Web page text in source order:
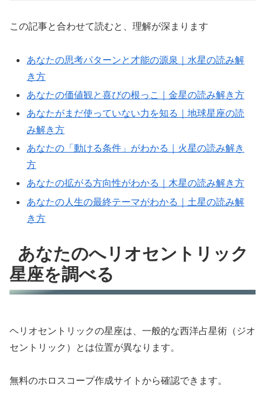
この記事と合わせて読むと、理解が深まります
あなたの思考パターンと才能の源泉｜水星の読み解
き方
あなたの価値観と喜びの根っこ｜金星の読み解き方
あなたがまだ使っていない力を知る｜地球星座の読
み解き方
あなたの「動ける条件」がわかる｜火星の読み解き
方
あなたの拡がる方向性がわかる｜木星の読み解き方
あなたの人生の最終テーマがわかる｜土星の読み解
き方
あなたのへリオセントリック
星座を調べる
ヘリオセントリックの星座は、一般的な西洋占星術（ジオ
セントリック）とは位置が異なります。
無料のホロスコープ作成サイトから確認できます。